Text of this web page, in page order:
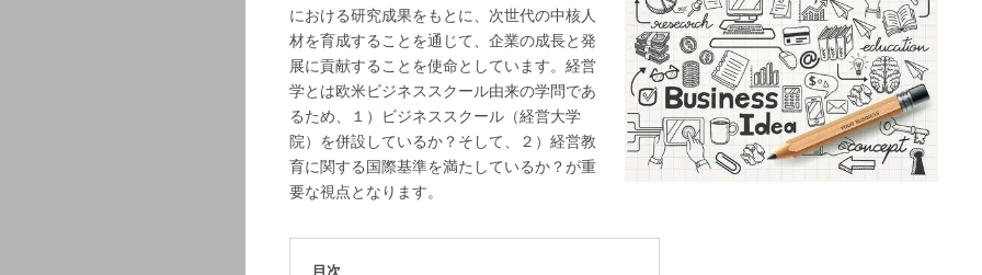
における研究成果をもとに、次世代の中核人
材を育成することを通じて、企業の成長と発
展に貢献することを使命としています。経営
学とは欧米ビジネススクール由来の学問であ
るため、１）ビジネススクール（経営大学
院）を併設しているか？そして、２）経営教
育に関する国際基準を満たしているか？が重
要な視点となります。
目次